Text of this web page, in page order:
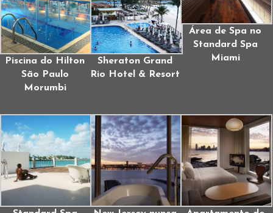
Piscina do Hilton
São Paulo
Morumbi
Sheraton Grand
Rio Hotel & Resort
Área de Spa no
Standard Spa
Miami